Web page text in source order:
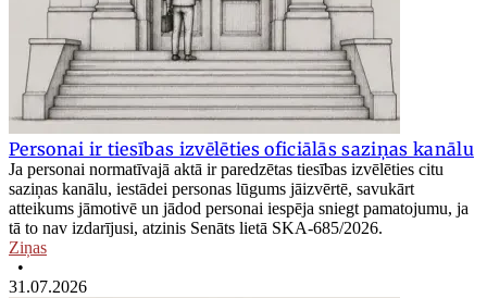
Personai ir tiesības izvēlēties oficiālās saziņas kanālu
Ja personai normatīvajā aktā ir paredzētas tiesības izvēlēties citu
saziņas kanālu, iestādei personas lūgums jāizvērtē, savukārt
atteikums jāmotivē un jādod personai iespēja sniegt pamatojumu, ja
tā to nav izdarījusi, atzinis Senāts lietā SKA-685/2026.
Ziņas
•
31.07.2026